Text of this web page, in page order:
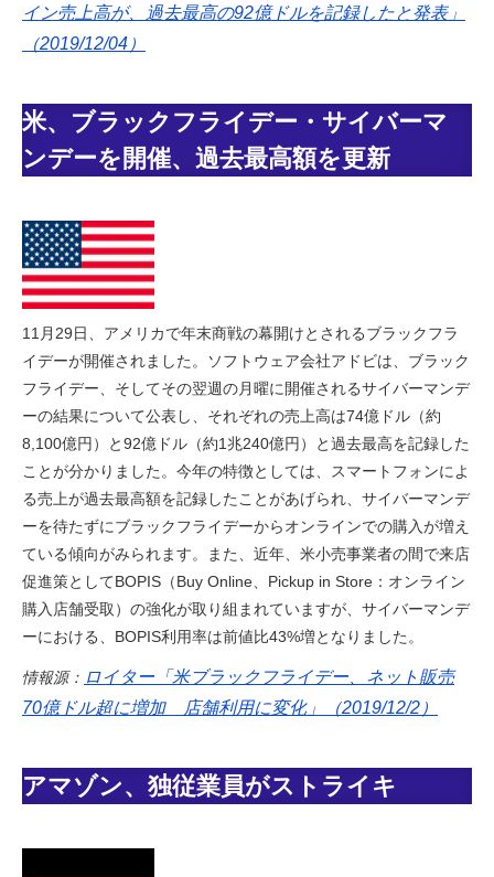
イン売上高が、過去最高の92億ドルを記録したと発表」
（2019/12/04）
米、ブラックフライデー・サイバーマ
ンデーを開催、過去最高額を更新
11月29日、アメリカで年末商戦の幕開けとされるブラックフラ
イデーが開催されました。ソフトウェア会社アドビは、ブラック
フライデー、そしてその翌週の月曜に開催されるサイバーマンデ
ーの結果について公表し、それぞれの売上高は74億ドル（約
8,100億円）と92億ドル（約1兆240億円）と過去最高を記録した
ことが分かりました。今年の特徴としては、スマートフォンによ
る売上が過去最高額を記録したことがあげられ、サイバーマンデ
ーを待たずにブラックフライデーからオンラインでの購入が増え
ている傾向がみられます。また、近年、米小売事業者の間で来店
促進策としてBOPIS（Buy Online、Pickup in Store：オンライン
購入店舗受取）の強化が取り組まれていますが、サイバーマンデ
ーにおける、BOPIS利用率は前値比43%増となりました。
情報源： ロイター「米ブラックフライデー、ネット販売
70億ドル超に増加 店舗利用に変化」（2019/12/2）
アマゾン、独従業員がストライキ